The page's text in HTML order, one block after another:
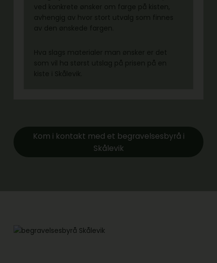
Kom i kontakt med et begravelsesbyrå i
Skålevik